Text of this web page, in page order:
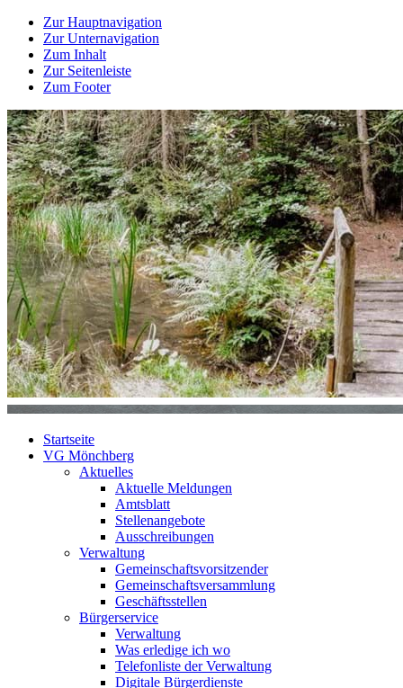
Zur Hauptnavigation
Zur Unternavigation
Zum Inhalt
Zur Seitenleiste
Zum Footer
Startseite
VG Mönchberg
Aktuelles
Aktuelle Meldungen
Amtsblatt
Stellenangebote
Ausschreibungen
Verwaltung
Gemeinschaftsvorsitzender
Gemeinschaftsversammlung
Geschäftsstellen
Bürgerservice
Verwaltung
Was erledige ich wo
Telefonliste der Verwaltung
Digitale Bürgerdienste